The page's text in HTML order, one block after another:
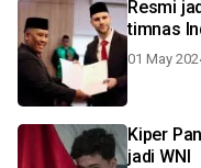
Resmi
timnas
01 May
Kiper
jadi WNI